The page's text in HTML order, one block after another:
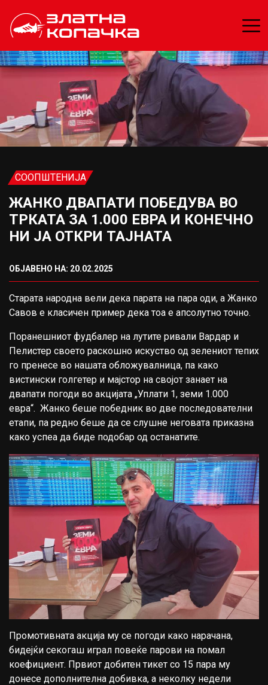
СООПШТЕНИЈА
ЖАНКО ДВАПАТИ ПОБЕДУВА ВО
ТРКАТА ЗА 1.000 ЕВРА И КОНЕЧНО
НИ ЈА ОТКРИ ТАЈНАТА
ОБЈАВЕНО НА: 20.02.2025
Старата народна вели дека парата на пара оди, а Жанко
Савов е класичен пример дека тоа е апсолутно точно.
Поранешниот фудбалер на лутите ривали Вардар и
Пелистер своето раскошно искуство од зелениот тепих
го пренесе во нашата обложувалница, па како
вистински голгетер и мајстор на својот занает на
двапати погоди во акцијата „Уплати 1, земи 1.000
евра“. Жанко беше победник во две последователни
етапи, па редно беше да се слушне неговата приказна
како успеа да биде подобар од останатите.
Промотивната акција му се погоди како нарачана,
бидејќи секогаш играл повеќе парови на помал
коефициент. Првиот добитен тикет со 15 пара му
донесе дополнителна добивка, а неколку недели